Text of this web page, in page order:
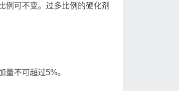
例可不变。过多比例的硬化剂
不可超过5%。